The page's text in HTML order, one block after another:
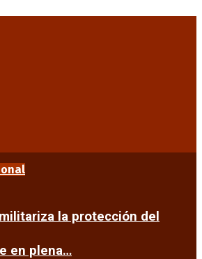
la protección del
en plena…